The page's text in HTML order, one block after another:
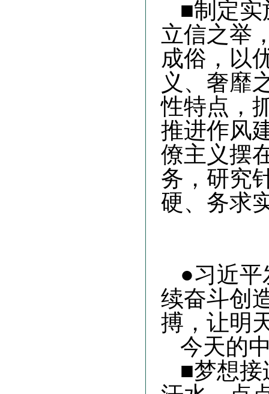
■制定实
立信之举
成俗，以
义、奢靡
性特点，
推进作风
僚主义摆
务，研究
硬、务求
●习近
续奋斗创
搏，让明
今天的
■梦想接